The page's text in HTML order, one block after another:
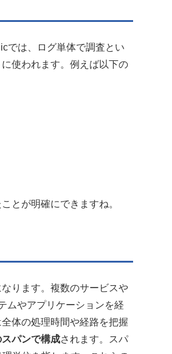
では、ログ単体で調査とい
使われます。例えば以下の
とが明確にできますね。
なります。複数のサービスや
ムやアプリケーションを経
体の処理時間や経路を把握
スパンで構成されます。スパ